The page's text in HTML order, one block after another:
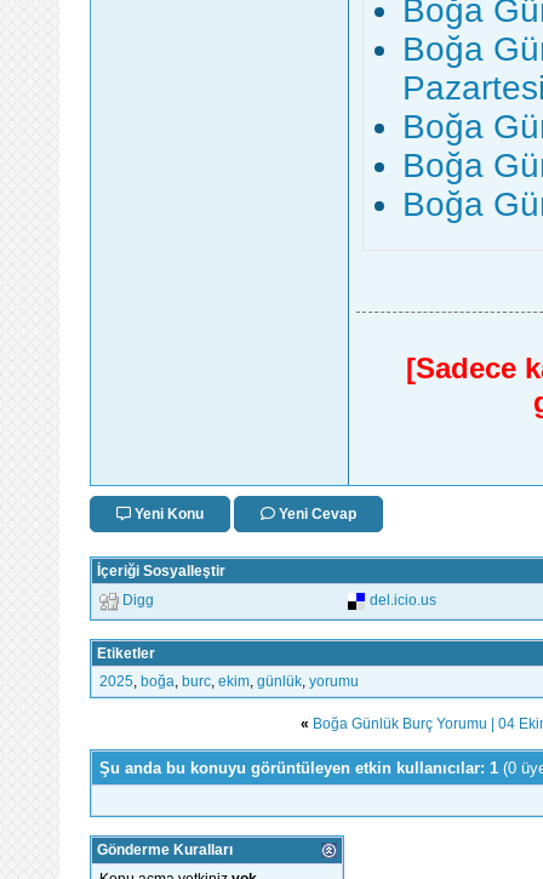
Boğa
Boğa
Boğa
Boğa
Boğa
[Sadece
Yeni Konu Yeni Cevap
İçeriği Sosyalleştir
Digg del.icio.us
Etiketler
2025
boğa burc ekim günlük yorumu
« Boğa Günlük Burç Yorumu | 04
Şu anda bu konuyu görüntüleyen etkin kullanıcılar: 1 (0
Gönderme Kuralları